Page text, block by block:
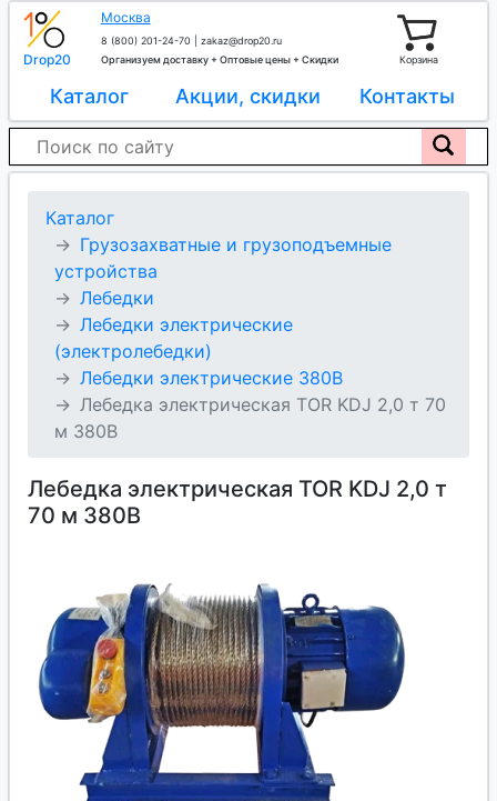
Drop20
Москва
8 (800) 201-24-70
zakaz@drop20.ru
Организуем доставку + Оптовые цены + Скидки
Корзина
Каталог Акции, скидки Контакты
Каталог
Грузозахватные и грузоподъемные
устройства
Лебедки
Лебедки электрические
(электролебедки)
Лебедки электрические 380В
Лебедка электрическая TOR KDJ 2,0 т 70
м 380В
Лебедка электрическая TOR KDJ 2,0 т
70 м 380В